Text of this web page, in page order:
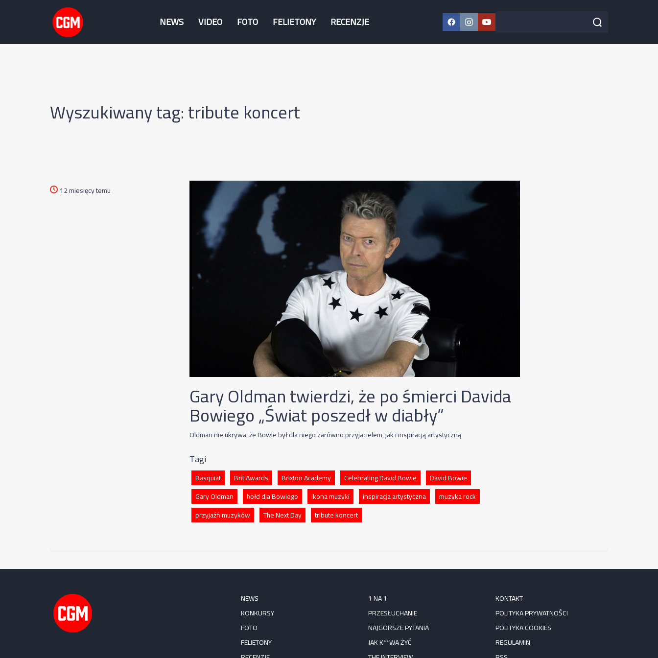
NEWS VIDEO FOTO FELIETONY RECENZJE Facebook
Instagram
YouTube
Szukaj w serwisie Szukaj
Wyszukiwany tag: tribute koncert
12 miesięcy temu
Gary Oldman twierdzi, że po śmierci Davida
Bowiego „Świat poszedł w diabły”
Oldman nie ukrywa, że Bowie był dla niego zarówno przyjacielem, jak i inspiracją artystyczną
Tagi
Basquiat Brit Awards Brixton Academy Celebrating David Bowie
David Bowie
Gary Oldman
hołd dla Bowiego ikona muzyki inspiracja artystyczna
muzyka rock
przyjaźń muzyków
The Next Day tribute koncert
NEWS
KONKURSY
FOTO
FELIETONY
1 NA 1
PRZESŁUCHANIE
NAJGORSZE PYTANIA
JAK K**WA ŻYĆ
KONTAKT
POLITYKA PRYWATNOŚCI
POLITYKA COOKIES
REGULAMIN